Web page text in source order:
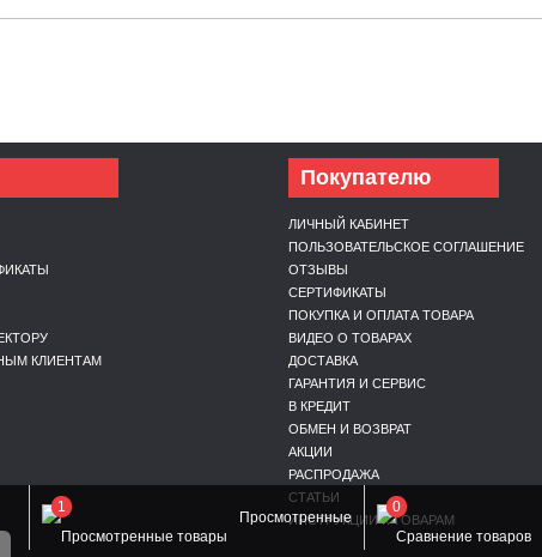
КЛИЕНТАМ
Покупателю
ЛИЧНЫЙ КАБИНЕТ
ПОЛЬЗОВАТЕЛЬСКОЕ СОГЛАШЕНИЕ
ОТЗЫВЫ
СЕРТИФИКАТЫ
ПОКУПКА И ОПЛАТА ТОВАРА
ВИДЕО О ТОВАРАХ
ДОСТАВКА
ГАРАНТИЯ И СЕРВИС
В КРЕДИТ
ОБМЕН И ВОЗВРАТ
АКЦИИ
РАСПРОДАЖА
СТАТЬИ
ИНСТРУКЦИИ К ТОВАРАМ
0
Просмотренные
1